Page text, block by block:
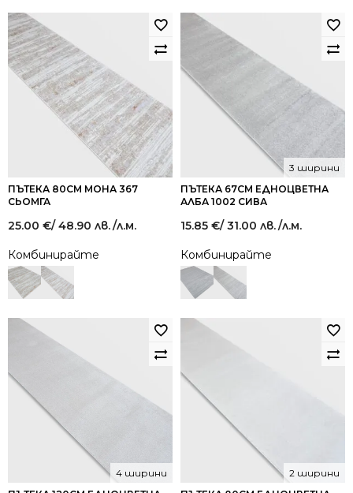
ПЪТЕКА 80СМ МОНА 367
СЬОМГА
25.00 €/ 48.90 лв./л.м.
Комбинирайте
ПЪТЕКА 67СМ ЕДНОЦВЕТНА
АЛБА 1002 СИВА
3 ширини
15.85 €/ 31.00 лв./л.м.
Комбинирайте
4 ширини 2 ширини